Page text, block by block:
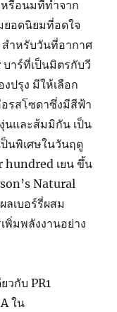
หรือนมที่ทำจาก
ยอดนิยมที่อดใจ
ำหรับวันที่อากาศ
าร์ที่เป็นมิตรกับวี
ปรุง มีให้เลือก
รสโซดาซึ่งมีสีฟ้า
นและส้มมิกัน เป็น
นพิเศษในวันฤดู
hundred เยน ขึ้น
Natural
เบอร์รี่ผสม
พิ่มพลังงานอย่าง
วกับ PR1
ใน